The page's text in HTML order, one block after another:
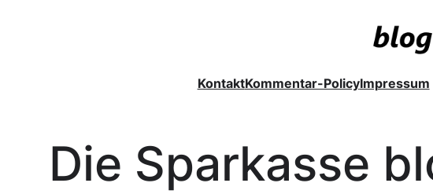
KontaktKommentar-PolicyImpressum
Die Sparkasse